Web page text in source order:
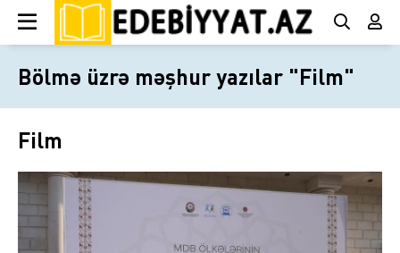
Bölmə üzrə məşhur yazılar "Film"
Film